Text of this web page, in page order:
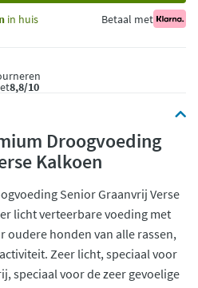
in huis Betaal met
8,8/10
Droogvoeding
Kalkoen
Senior Graanvrij Verse
licht verteerbare voeding met
oudere honden van alle rassen,
Zeer licht, speciaal voor
speciaal voor de zeer gevoelige